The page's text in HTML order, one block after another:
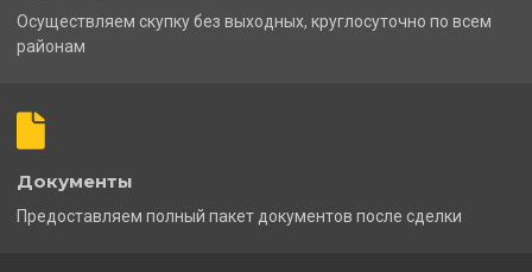
Осуществляем скупку без выходных, круглосуточно по всем
районам
Документы
Предоставляем полный пакет документов после сделки